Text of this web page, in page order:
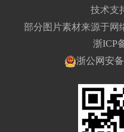
技术支
部分图片素材来源于网
浙ICP
浙公网安备